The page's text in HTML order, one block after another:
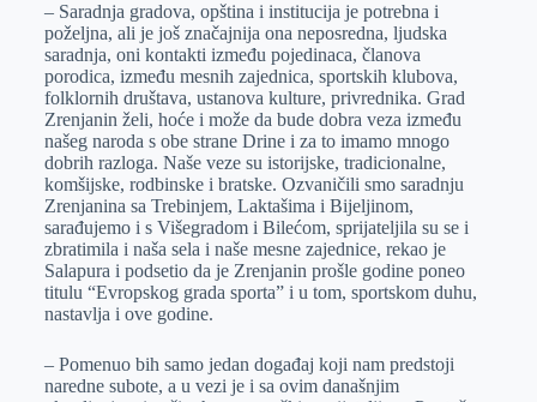
– Saradnja gradova, opština i institucija je potrebna i
poželjna, ali je još značajnija ona neposredna, ljudska
saradnja, oni kontakti između pojedinaca, članova
porodica, između mesnih zajednica, sportskih klubova,
folklornih društava, ustanova kulture, privrednika. Grad
Zrenjanin želi, hoće i može da bude dobra veza između
našeg naroda s obe strane Drine i za to imamo mnogo
dobrih razloga. Naše veze su istorijske, tradicionalne,
komšijske, rodbinske i bratske. Ozvaničili smo saradnju
Zrenjanina sa Trebinjem, Laktašima i Bijeljinom,
sarađujemo i s Višegradom i Bilećom, sprijateljila su se i
zbratimila i naša sela i naše mesne zajednice, rekao je
Salapura i podsetio da je Zrenjanin prošle godine poneo
titulu “Evropskog grada sporta” i u tom, sportskom duhu,
nastavlja i ove godine.
– Pomenuo bih samo jedan događaj koji nam predstoji
naredne subote, a u vezi je i sa ovim današnjim